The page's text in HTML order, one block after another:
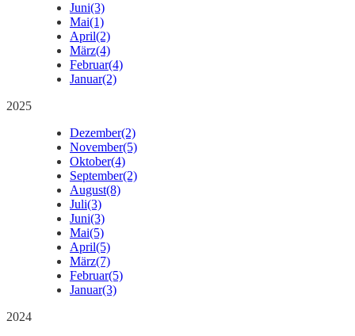
Juni(3)
Mai(1)
April(2)
März(4)
Februar(4)
Januar(2)
2025
Dezember(2)
November(5)
Oktober(4)
September(2)
August(8)
Juli(3)
Juni(3)
Mai(5)
April(5)
März(7)
Februar(5)
Januar(3)
2024